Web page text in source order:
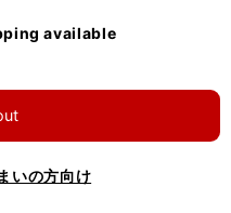
available
いの方向け